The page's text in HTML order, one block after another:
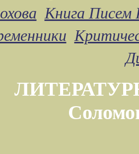
Книга Писем